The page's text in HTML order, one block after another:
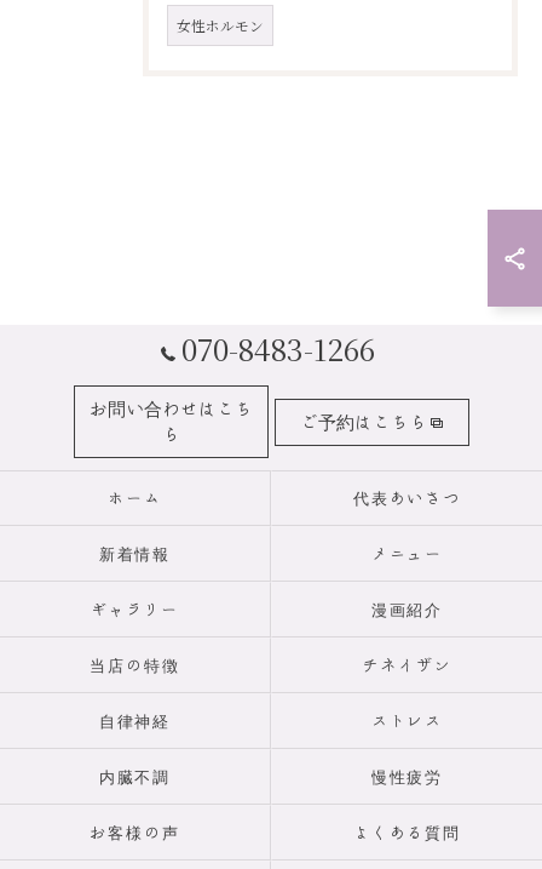
女性ホルモン
070-8483-1266
お問い合わせはこち
ら
ご予約はこちら
ホーム 代表あいさつ
新着情報 メニュー
ギャラリー 漫画紹介
当店の特徴 チネイザン
自律神経 ストレス
内臓不調 慢性疲労
お客様の声 よくある質問